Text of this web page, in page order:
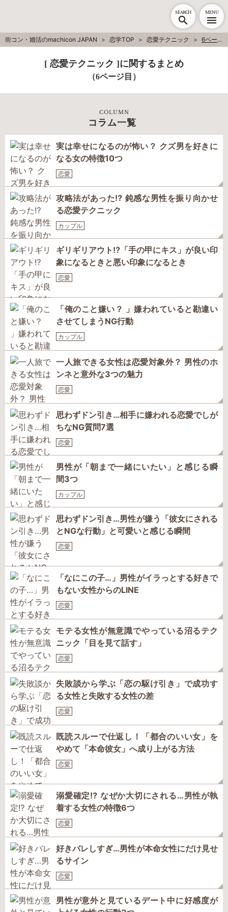
SEARCH MENU
街コン・婚活のmachicon JAPAN 恋学TOP 恋愛テクニック 6ページ目
[ 恋愛テクニック ]に関するまとめ
（6ページ目）
COLUMN
コラム一覧
実は幸せになるのが怖い？ クズ男を好きに
なる女の特徴10つ
恋愛
攻略法があった⁉ 鈍感な男性を振り向かせ
る恋愛テクニック
カップル
ギリギリアウト⁉「手の甲にキス」が良い印
象になるときと悪い印象になるとき
恋愛
「俺のこと嫌い？ 」嫌われていると勘違い
させてしまうNG行動
カップル
一人旅できる女性は恋愛対象外？ 男性のホ
ンネと意外な3つの魅力
恋愛
思わずドン引き…相手に嫌われる恋愛でしが
ちなNG質問7選
恋愛
男性が「朝まで一緒にいたい」と感じる瞬
間3つ
カップル
思わずドン引き…男性が嫌う「彼女にされる
とNGな行動」と可愛いと感じる瞬間
恋愛
「なにこの子…」男性がイラっとする好きで
もない女性からのLINE
恋愛
モテる女性が無意識でやっている沼るテク
ニック「目を見て話す」
恋愛
失敗談から学ぶ「恋の駆け引き」で成功す
る女性と失敗する女性の差
恋愛
既読スルーで仕返し！「都合のいい女」を
やめて「本命彼女」へ成り上がる方法
恋愛
溺愛確定⁉ なぜか大切にされる…男性が執
着する女性の特徴6つ
恋愛
好きバレしすぎ…男性が本命女性にだけ見せ
るサイン
恋愛
男性が意外と見ているデート中に好感度が